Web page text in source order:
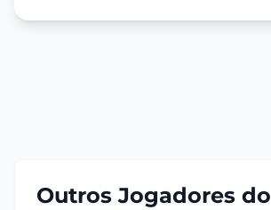
Outros Jogadores do